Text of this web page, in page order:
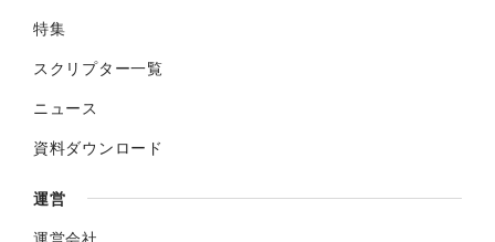
特集
スクリプター一覧
ニュース
資料ダウンロード
運営